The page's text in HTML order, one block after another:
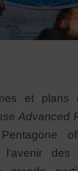
et
Advanced
des